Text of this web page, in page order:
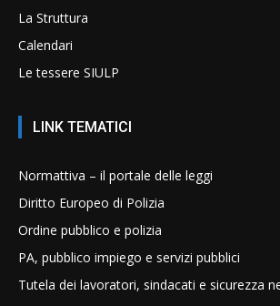
La Struttura
Calendari
Le tessere SIULP
LINK TEMATICI
Normattiva – il portale delle leggi
Diritto Europeo di Polizia
Ordine pubblico e polizia
PA, pubblico impiego e servizi pubblici
Tutela dei lavoratori, sindacati e sicurezza